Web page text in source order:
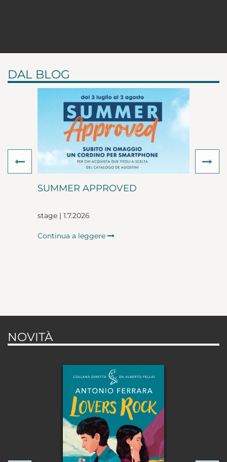
DAL BLOG
SUMMER APPROVED
stage | 1.7.2026
Continua a leggere
Previous
NOVITÀ